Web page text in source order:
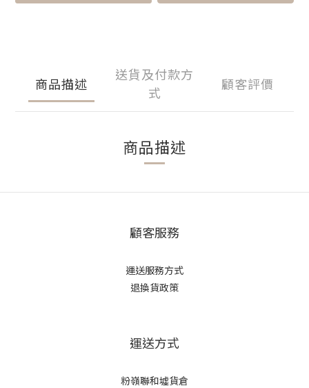
商品描述
送貨及付款方
式
顧客評價
商品描述
顧客服務
運送服務方式
退換貨政策
運送方式
粉嶺聯和墟貨倉